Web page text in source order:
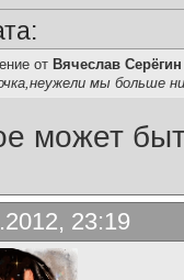
от Вячеслав Серёгин
мы больше
может
23:19